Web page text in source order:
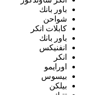
باور بانك
شواحن
كابلات انكر
باور بانك
انفنيكس
انكر
اورايمو
بيسوس
بيلكن